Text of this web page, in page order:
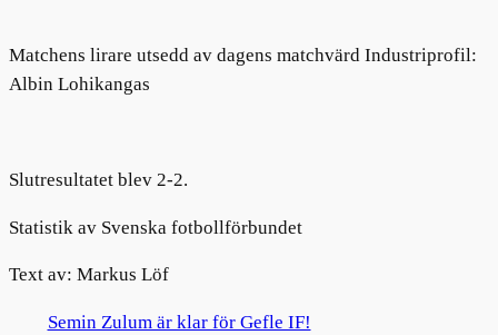
Matchens lirare utsedd av dagens matchvärd Industriprofil:
Albin Lohikangas
Slutresultatet blev 2-2.
Statistik av Svenska fotbollförbundet
Text av: Markus Löf
Semin Zulum är klar för Gefle IF!